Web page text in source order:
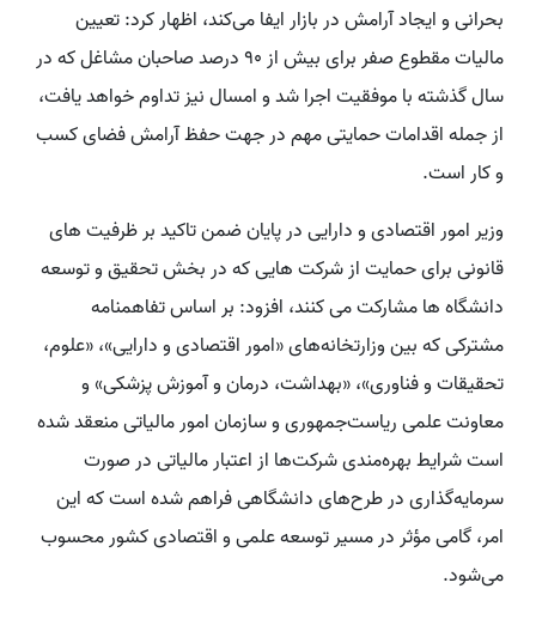
بحرانی و ایجاد آرامش در بازار ایفا می‌کند، اظهار کرد: تعیین
مالیات مقطوع صفر برای بیش از ۹۰ درصد صاحبان مشاغل که در
سال گذشته با موفقیت اجرا شد و امسال نیز تداوم خواهد یافت،
از جمله اقدامات حمایتی مهم در جهت حفظ آرامش فضای کسب
و کار است.
وزیر امور اقتصادی و دارایی در پایان ضمن تاکید بر ظرفیت های
قانونی برای حمایت از شرکت هایی که در بخش تحقیق و توسعه
دانشگاه ها مشارکت می کنند، افزود: بر اساس تفاهم‏نامه
مشترکی که بین وزارتخانه‌های «امور اقتصادی و دارایی»، «علوم،
تحقیقات و فناوری»، «بهداشت، درمان و آموزش پزشکی» و
معاونت علمی ریاست‌جمهوری و سازمان امور مالیاتی منعقد شده
است شرایط بهره‌مندی شرکت‌ها از اعتبار مالیاتی در صورت
سرمایه‌گذاری در طرح‌های دانشگاهی فراهم شده است که این
امر، گامی مؤثر در مسیر توسعه علمی و اقتصادی کشور محسوب
می‌شود.